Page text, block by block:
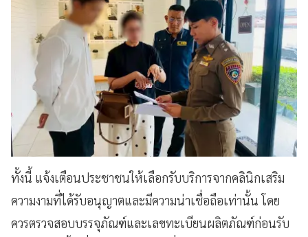
ทั้งนี้ แจ้งเตือนประชาชนให้เลือกรับบริการจากคลินิกเสริม
ความงามที่ได้รับอนุญาตและมีความน่าเชื่อถือเท่านั้น โดย
ควรตรวจสอบบรรจุภัณฑ์และเลขทะเบียนผลิตภัณฑ์ก่อนรับ